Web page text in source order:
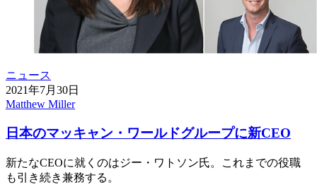
ニュース
2021年7月30日
Matthew Miller
日本のマッキャン・ワールドグループに新CEO
新たなCEOに就くのはジー・ワトソン氏。これまでの役職
も引き続き兼務する。